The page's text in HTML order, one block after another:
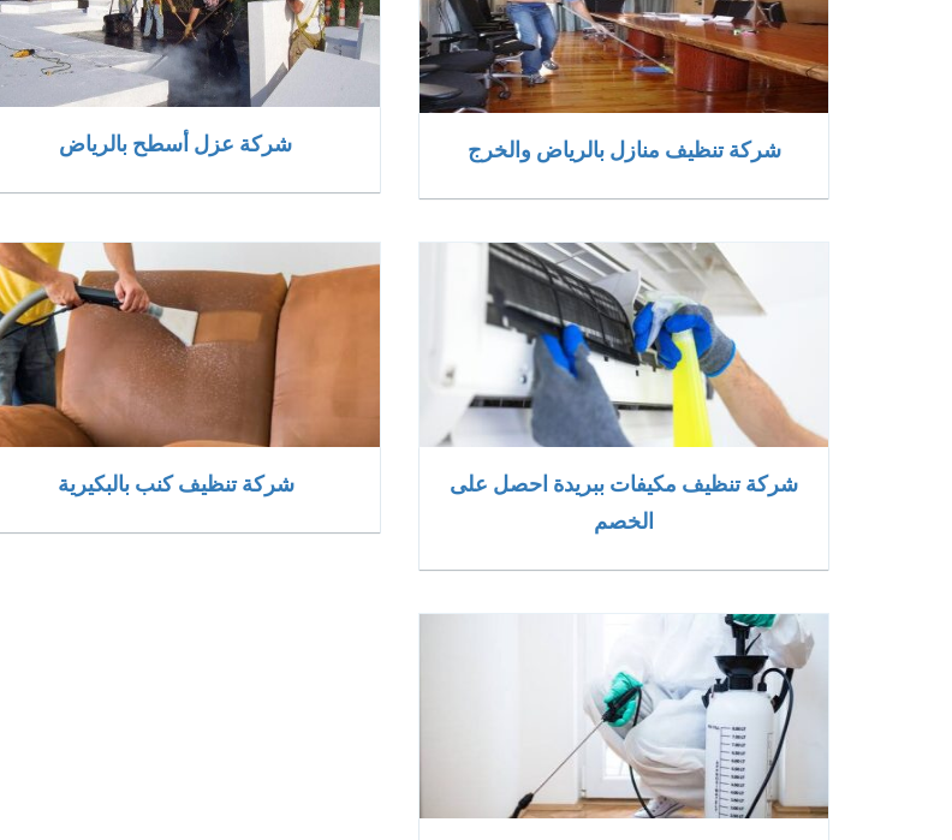
شركة تنظيف منازل بالرياض والخرج شركة عزل أسطح بالرياض
شركة تنظيف مكيفات ببريدة احصل على
الخصم
شركة تنظيف كنب بالبكيرية